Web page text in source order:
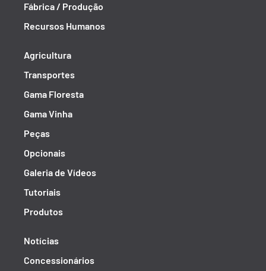
Fábrica / Produção
Recursos Humanos
Agricultura
Transportes
Gama Floresta
Gama Vinha
Peças
Opcionais
Galeria de Vídeos
Tutoriais
Produtos
Notícias
Concessionários